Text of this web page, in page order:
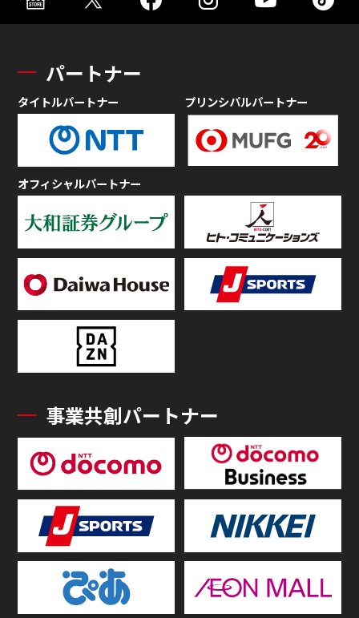
パートナー
タイトルパートナー プリンシパルパートナー
オフィシャルパートナー
事業共創パートナー